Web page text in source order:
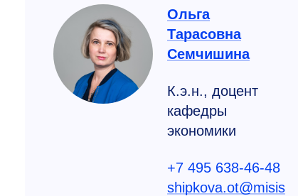
Ольга
Тарасовна
Семчишина
К.э.н., доцент
кафедры
экономики
+7 495 638-46-48
shipkova.ot@misis